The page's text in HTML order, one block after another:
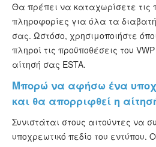
Θα πρέπει να καταχωρίσετε τις
πληροφορίες για όλα τα
σας. Ωστόσο, χρησιμοποιήστε
πληροί τις προϋποθέσεις του
αίτησή σας ESTA.
Μπορώ να αφήσω ένα
και θα απορριφθεί η
Συνιστάται στους αιτούντες να
υποχρεωτικό πεδίο του εντύπου.